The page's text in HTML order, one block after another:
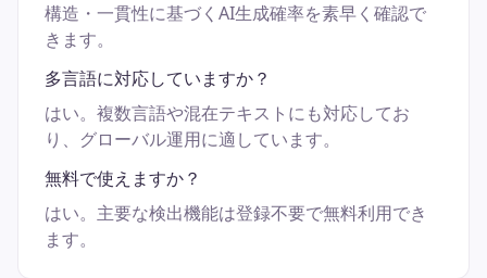
構造・一貫性に基づくAI生成確率を素早く確認で
きます。
多言語に対応していますか？
はい。複数言語や混在テキストにも対応してお
り、グローバル運用に適しています。
無料で使えますか？
はい。主要な検出機能は登録不要で無料利用でき
ます。